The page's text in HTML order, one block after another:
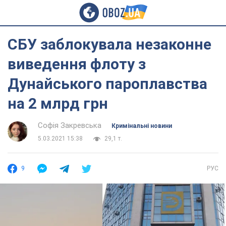
СБУ заблокувала незаконне
виведення флоту з
Дунайського пароплавства
на 2 млрд грн
Софія Закревська
Кримінальні новини
5.03.2021 15:38
29,1 т.
9 РУС